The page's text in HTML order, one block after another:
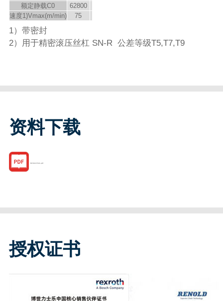
额定静载C0
62800
速度1)Vmax(m/min) 75
1）带密封
2）用于精密滚压丝杠 SN-R 公差等级T5,T7,T9
资料下载
R150247041.pdf
授权证书